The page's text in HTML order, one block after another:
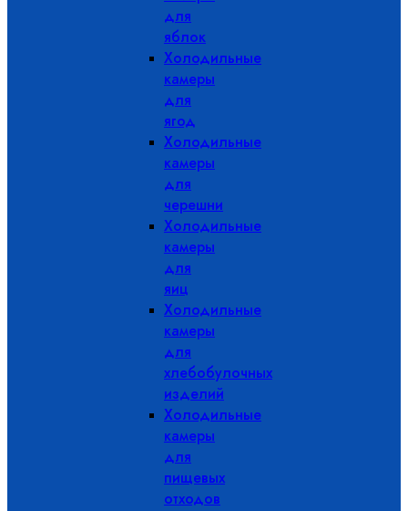
для
яблок
Холодильные
камеры
для
ягод
Холодильные
камеры
для
черешни
Холодильные
камеры
для
яиц
Холодильные
камеры
для
хлебобулочных
изделий
Холодильные
камеры
для
пищевых
отходов